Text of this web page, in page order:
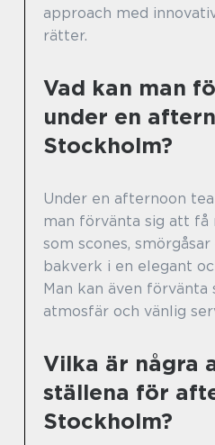
approach med
rätter.
Vad kan man
under en
Stockholm?
Under en afternoon
man förvänta sig att få
som scones,
bakverk i en elegant
Man kan även förvänta
atmosfär och vänlig
Vilka är några
ställena för
Stockholm?